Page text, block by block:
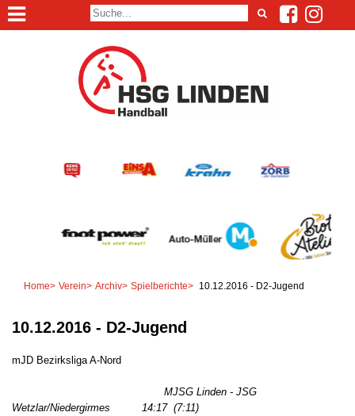
Home> Verein> Archiv> Spielberichte> 10.12.2016 - D2-Jugend
10.12.2016 - D2-Jugend
mJD Bezirksliga A-Nord
MJSG Linden - JSG
Wetzlar/Niedergirmes 14:17 (7:11)